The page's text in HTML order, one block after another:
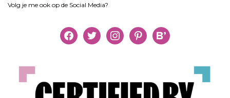
Volg je me ook op de Social Media?
facebooktwitter instagrampinterestbloglovin